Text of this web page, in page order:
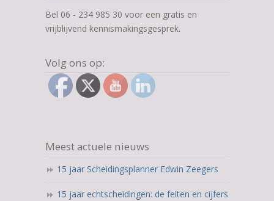
Bel 06 - 234 985 30 voor een gratis en
vrijblijvend kennismakingsgesprek.
Volg ons op:
Meest actuele nieuws
15 jaar Scheidingsplanner Edwin Zeegers
15 jaar echtscheidingen: de feiten en cijfers